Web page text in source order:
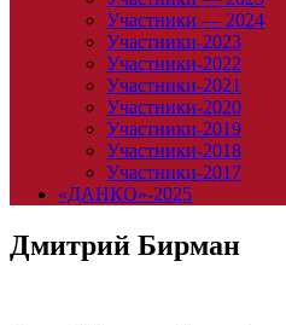
Участники — 2024
Участники-2023
Участники-2022
Участники-2021
Участники-2020
Участники-2019
Участники-2018
Участники-2017
«ДАНКО»-2025
Дмитрий Бирман